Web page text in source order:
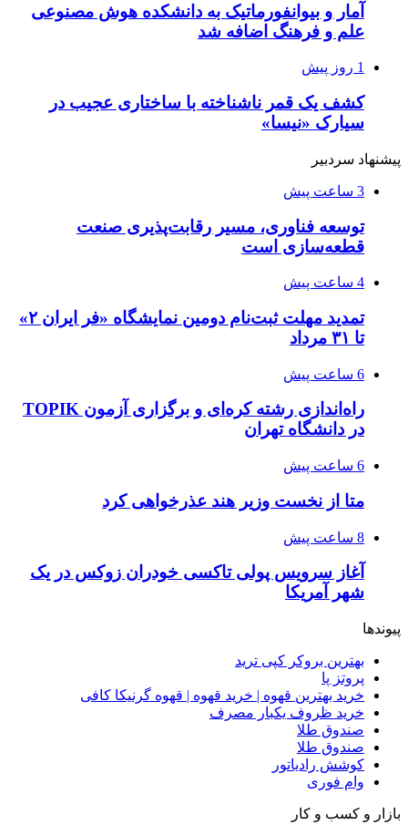
آمار و بیوانفورماتیک به دانشکده هوش مصنوعی
علم و فرهنگ اضافه شد
1 روز پیش
کشف یک قمر ناشناخته با ساختاری عجیب در
سیارک «نیسا»
پیشنهاد سردبیر
3 ساعت پیش
توسعه فناوری، مسیر رقابت‌پذیری صنعت
قطعه‌سازی است
4 ساعت پیش
تمدید مهلت ثبت‌نام دومین نمایشگاه «فر ایران ۲»
تا ۳۱ مرداد
6 ساعت پیش
راه‌اندازی رشته کره‌ای و برگزاری آزمون TOPIK
در دانشگاه تهران
6 ساعت پیش
متا از نخست وزیر هند عذرخواهی کرد
8 ساعت پیش
آغاز سرویس پولی تاکسی خودران زوکس در یک
شهر آمریکا
پیوندها
بهترین بروکر کپی ترید
پروتز پا
خرید بهترین قهوه | خرید قهوه | قهوه گرنیکا کافی
خرید ظروف یکبار مصرف
صندوق طلا
صندوق طلا
کوشش رادیاتور
وام فوری
بازار و کسب و کار